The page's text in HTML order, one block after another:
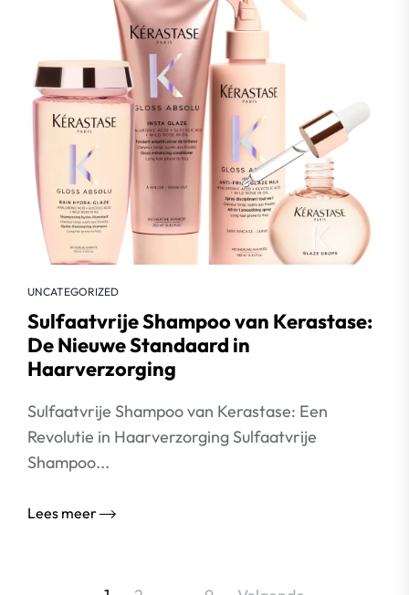
UNCATEGORIZED
Sulfaatvrije Shampoo van Kerastase:
De Nieuwe Standaard in
Haarverzorging
Sulfaatvrije Shampoo van Kerastase: Een
Revolutie in Haarverzorging Sulfaatvrije
Shampoo...
Lees meer